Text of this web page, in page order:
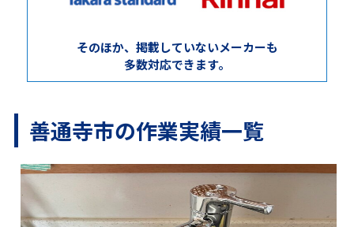
そのほか、掲載していないメーカーも
多数対応できます。
善通寺市の作業実績一覧